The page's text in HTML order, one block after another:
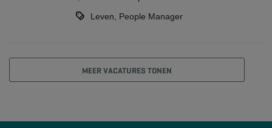
Leven, People Manager
MEER VACATURES TONEN